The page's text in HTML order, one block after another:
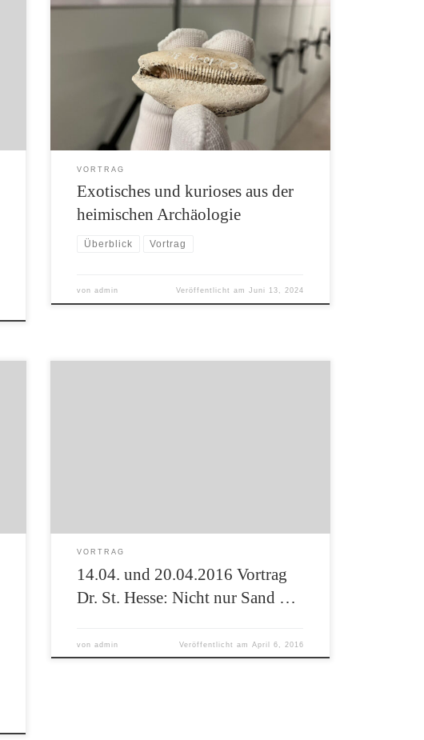
Archäologen beschäftigen sich naturgemäß viel
mit Funden. Aber nicht jeder Fund passt in das
bekannte Schema. Manchmal findet man
etwas, das nicht hierher gehört, zu alt ist, zu
neu oder einfach seltsam oder unerwartet. Ein
Vortrag von Kreisarchäologe Dr. Stefan Hesse
stellt am 19.06. um 19:00 Uhr einige dieser Fälle
VORTRAG
Exotisches und kurioses aus der
heimischen Archäologie
Überblick Vortrag
vonadmin Veröffentlicht am Juni 13, 2024
VORTRAG
14.04. und 20.04.2016 Vortrag
Dr. St. Hesse: Nicht nur Sand …
vonadmin Veröffentlicht am April 6, 2016